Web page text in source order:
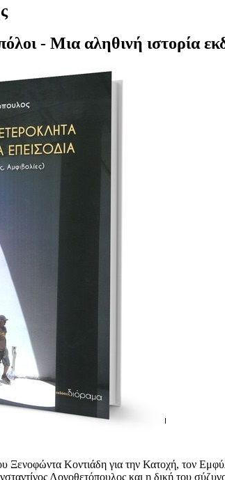
- Μια αληθινή ιστορία
Ξενοφώντα Κοντιάδη για την Κατοχή, τον
Λογοθετόπουλος και η δική του